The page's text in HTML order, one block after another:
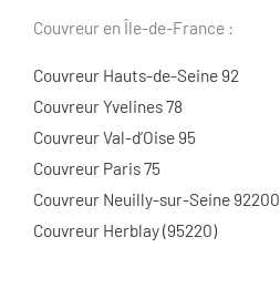
Couvreur en Île-de-France :
Couvreur Hauts-de-Seine 92
Couvreur Yvelines 78
Couvreur Val-d’Oise 95
Couvreur Paris 75
Couvreur Neuilly-sur-Seine 92200
Couvreur Herblay (95220)